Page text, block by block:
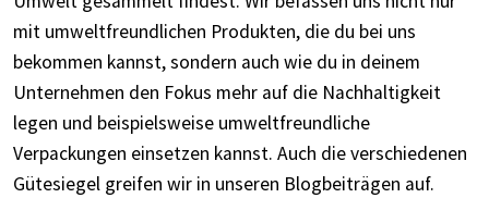
mit umweltfreundlichen Produkten, die du bei uns
bekommen kannst, sondern auch wie du in deinem
Unternehmen den Fokus mehr auf die Nachhaltigkeit
legen und beispielsweise umweltfreundliche
Verpackungen einsetzen kannst. Auch die verschiedenen
Gütesiegel greifen wir in unseren Blogbeiträgen auf.